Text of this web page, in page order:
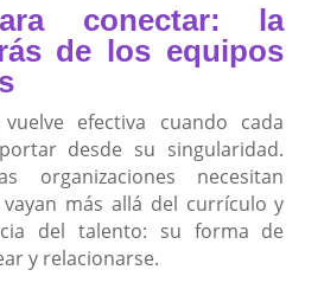
conectar: la
de los equipos
efectiva cuando cada
desde su singularidad.
organizaciones necesitan
más allá del currículo y
del talento: su forma de
y relacionarse.